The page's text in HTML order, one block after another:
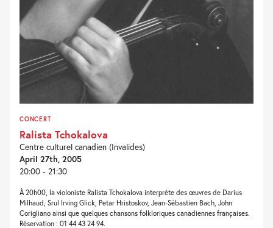
CONCERT
Ralista Tchokalova
Centre culturel canadien (Invalides)
April 27th, 2005
20:00 - 21:30
À 20h00, la violoniste Ralista Tchokalova interprète des œuvres de Darius
Milhaud, Srul Irving Glick, Petar Hristoskov, Jean-Sébastien Bach, John
Corigliano ainsi que quelques chansons folkloriques canadiennes françaises.
Réservation : 01 44 43 24 94.